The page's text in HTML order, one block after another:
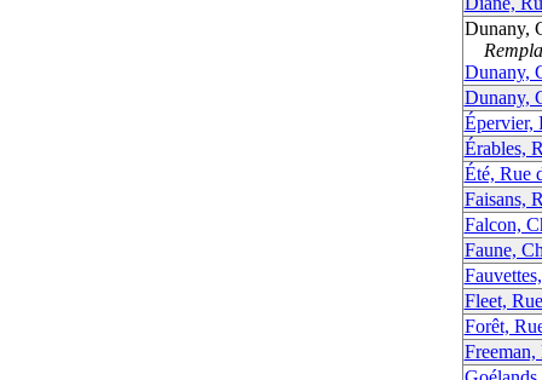
Dunany,
Dunany,
Dunany,
Épervier,
Érables,
Été, Rue
Faisans,
Falcon,
Faune,
Fleet, Rue
Forêt,
Freeman,